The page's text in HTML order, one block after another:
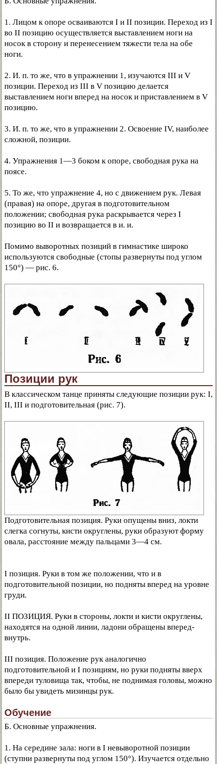
1. Лицом к опоре осваиваются I и II позиции. Переход из I
во II позицию осуществляется выставлением ноги на
носок в сторону и перенесением тяжести тела на обе
ноги.
2. И. п. то же, что в упражнении 1, изучаются III и V
позиции. Переход из III в V позицию делается
выставлением ноги вперед на носок и приставлением в V
позицию.
3. И. п. то же, что в упражнении 2. Освоение IV, наиболее
сложной, позиции.
4. Упражнения 1—3 боком к опоре, свободная рука на
поясе.
5. То же, что упражнение 4, но с движением рук. Левая
(правая) на опоре, другая в подготовительном
положении; свободная рука раскрывается через I
позицию во II и возвращается в и. и.
Помимо выворотных позиций в гимнастике широко
используются свободные (стопы развернуты под углом
150°) — рис. 6.
Позиции рук
В классическом танце приняты следующие позиции рук: I,
II, III и подготовительная (рис. 7).
Подготовительная позиция. Руки опущены вниз, локти
слегка согнуты, кисти округлены, руки образуют форму
овала, расстояние между пальцами 3—4 см.
I позиция. Руки в том же положении, что и в
подготовительной позиции, но подняты вперед на уровне
груди.
II ПОЗИЦИЯ. Руки в стороны, локти и кисти округлены,
находятся на одной линии, ладони обращены вперед-
внутрь.
III позиция. Положение рук аналогично
подготовительной и I позициям, но руки подняты вверх
впереди туловища так, чтобы, не поднимая головы, можно
было бы увидеть мизинцы рук.
Обучение
Б. Основные упражнения.
1. На середине зала: ноги в I невыворотной позиции
(ступни развернуты под углом 150°). Изучается отдельно